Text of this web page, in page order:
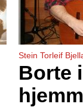
Stein Torleif
Borte